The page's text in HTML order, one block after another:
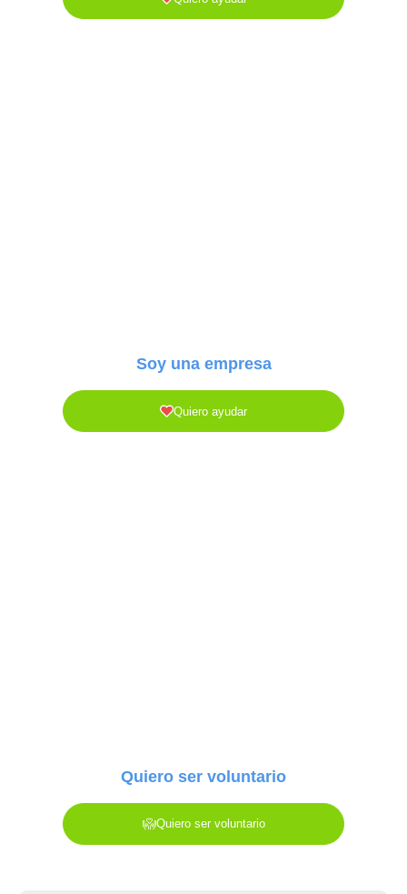
Soy una empresa
Quiero ayudar
Quiero ser voluntario
Quiero ser voluntario